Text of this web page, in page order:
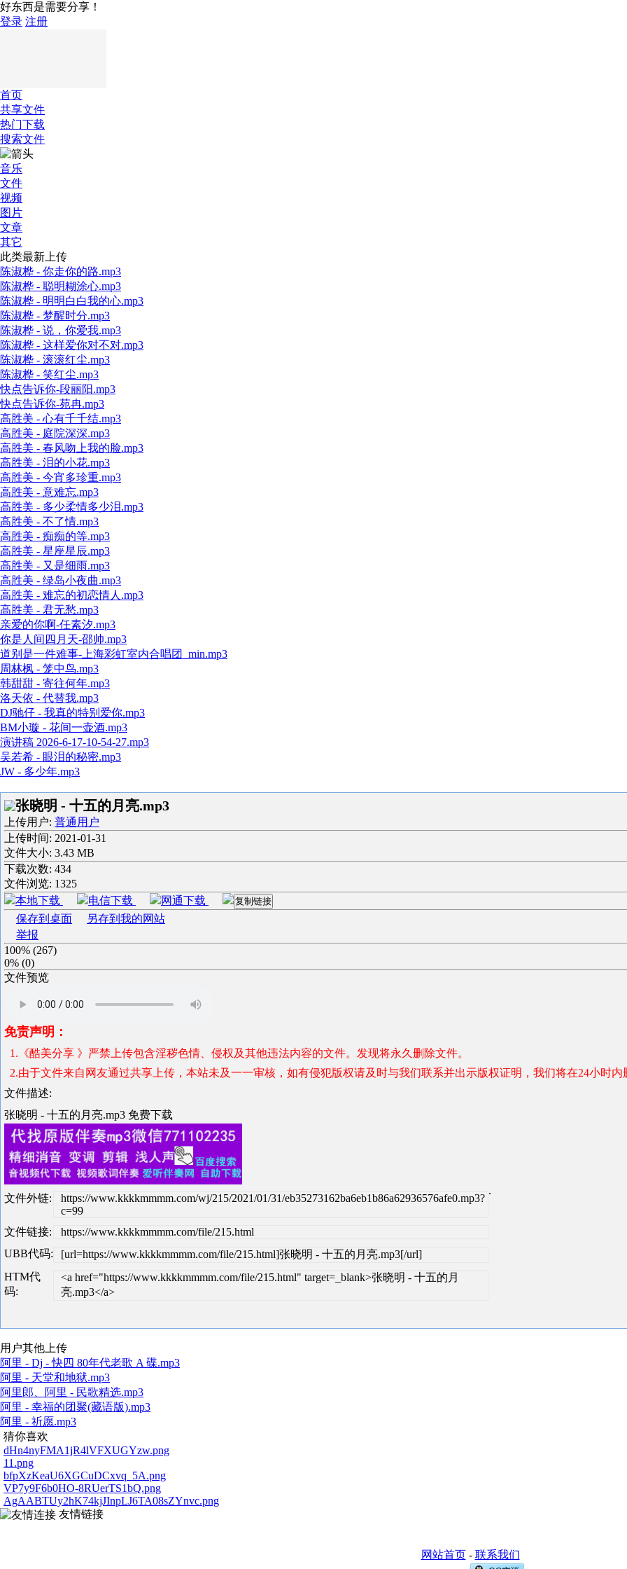
好东西是需要分享！
登录 注册
首页
共享文件
热门下载
搜索文件
音乐
文件
视频
图片
文章
其它
此类最新上传
陈淑桦 - 你走你的路.mp3
陈淑桦 - 聪明糊涂心.mp3
陈淑桦 - 明明白白我的心.mp3
陈淑桦 - 梦醒时分.mp3
陈淑桦 - 说，你爱我.mp3
陈淑桦 - 这样爱你对不对.mp3
陈淑桦 - 滚滚红尘.mp3
陈淑桦 - 笑红尘.mp3
快点告诉你-段丽阳.mp3
快点告诉你-苑冉.mp3
高胜美 - 心有千千结.mp3
高胜美 - 庭院深深.mp3
高胜美 - 春风吻上我的脸.mp3
高胜美 - 泪的小花.mp3
高胜美 - 今宵多珍重.mp3
高胜美 - 意难忘.mp3
高胜美 - 多少柔情多少泪.mp3
高胜美 - 不了情.mp3
高胜美 - 痴痴的等.mp3
高胜美 - 星座星辰.mp3
高胜美 - 又是细雨.mp3
高胜美 - 绿岛小夜曲.mp3
高胜美 - 难忘的初恋情人.mp3
高胜美 - 君无愁.mp3
亲爱的你啊-任素汐.mp3
你是人间四月天-邵帅.mp3
道别是一件难事-上海彩虹室内合唱团_min.mp3
周林枫 - 笼中鸟.mp3
韩甜甜 - 寄往何年.mp3
洛天依 - 代替我.mp3
DJ驰仔 - 我真的特别爱你.mp3
BM小璇 - 花间一壶酒.mp3
演讲稿 2026-6-17-10-54-27.mp3
吴若希 - 眼泪的秘密.mp3
JW - 多少年.mp3
张晓明 - 十五的月亮.mp3
上传用户: 普通用户
上传时间: 2021-01-31
文件大小: 3.43 MB
下载次数: 434
文件浏览: 1325
本地下载
电信下载 网通下载 复制链接
保存到桌面
另存到我的网站
举报
100% (267)
0% (0)
文件预览
免责声明：
1.《酷美分享 》严禁上传包含淫秽色情、侵权及其他违法内容的文件。发现将永久删除文件。
2.由于文件来自网友通过共享上传，本站未及一一审核，如有侵犯版权请及时与我们联系并出示版权证明，我们将在24小时内
文件描述:
张晓明 - 十五的月亮.mp3 免费下载
文件外链:
https://www.kkkkmmmm.com/wj/215/2021/01/31/eb35273162ba6eb1b86a62936576afe0.mp3?
c=99
文件链接:
https://www.kkkkmmmm.com/file/215.html
UBB代码:
[url=https://www.kkkkmmmm.com/file/215.html]张晓明 - 十五的月亮.mp3[/url]
HTM代
码:
<a href="https://www.kkkkmmmm.com/file/215.html" target=_blank>张晓明 - 十五的月
亮.mp3</a>
.
用户其他上传
阿里 - Dj - 快四 80年代老歌 A 碟.mp3
阿里 - 天堂和地狱.mp3
阿里郎、阿里 - 民歌精选.mp3
阿里 - 幸福的团聚(藏语版).mp3
阿里 - 祈愿.mp3
猜你喜欢
dHn4nyFMA1jR4lVFXUGYzw.png
11.png
bfpXzKeaU6XGCuDCxvq_5A.png
VP7y9F6b0HO-8RUerTS1bQ.png
AgAABTUy2hK74kjJInpLJ6TA08sZYnvc.png
友情链接
网站首页- 联系我们